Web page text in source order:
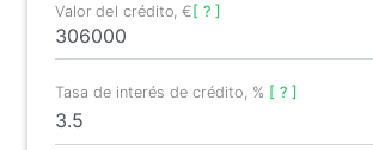
Valor del crédito, €[ ? ]
Tasa de interés de crédito, % [ ? ]